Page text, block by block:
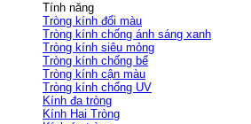
Tính năng
Tròng kính đổi màu
Tròng kính chống ánh sáng xanh
Tròng kính siêu mỏng
Tròng kính chống bể
Tròng kính cận màu
Tròng kính chống UV
Kính đa tròng
Kính Hai Tròng